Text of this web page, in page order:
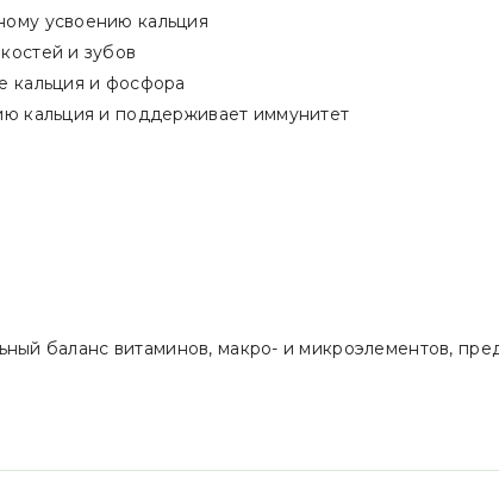
усвоению кальция
и зубов
кальция и фосфора
кальция и поддерживает иммунитет
баланс витаминов, макро- и микроэлементов,